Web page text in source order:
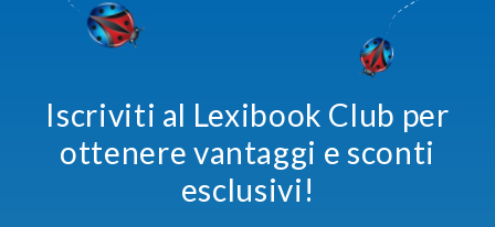
Iscriviti al Lexibook Club per
ottenere vantaggi e sconti
esclusivi!